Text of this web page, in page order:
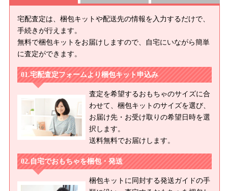
宅配査定は、梱包キットや配送先の情報を入力するだけで、
手続きが行えます。
無料で梱包キットをお届けしますので、自宅にいながら簡単
に査定ができます。
宅配査定フォームより梱包キット申込み
査定を希望するおもちゃのサイズに合
わせて、梱包キットのサイズを選び、
お届け先・お受け取りの希望日時を選
択します。
送料無料でお届けします。
自宅でおもちゃを梱包・発送
梱包キットに同封する発送ガイドの手